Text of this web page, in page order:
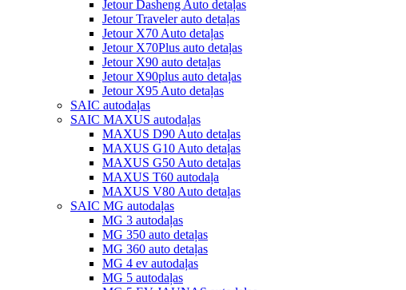
Jetour Dasheng Auto detaļas
Jetour Traveler auto detaļas
Jetour X70 Auto detaļas
Jetour X70Plus auto detaļas
Jetour X90 auto detaļas
Jetour X90plus auto detaļas
Jetour X95 Auto detaļas
SAIC autodaļas
SAIC MAXUS autodaļas
MAXUS D90 Auto detaļas
MAXUS G10 Auto detaļas
MAXUS G50 Auto detaļas
MAXUS T60 autodaļa
MAXUS V80 Auto detaļas
SAIC MG autodaļas
MG 3 autodaļas
MG 350 auto detaļas
MG 360 auto detaļas
MG 4 ev autodaļas
MG 5 autodaļas